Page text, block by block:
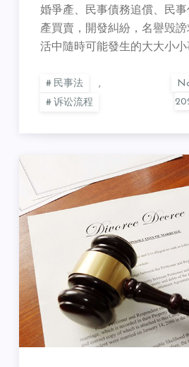
婚爭產、民事債務追償、民
產買賣，開發糾紛，名譽毁
活中隨時可能發生的大大小小
民事法
,
诉讼流程